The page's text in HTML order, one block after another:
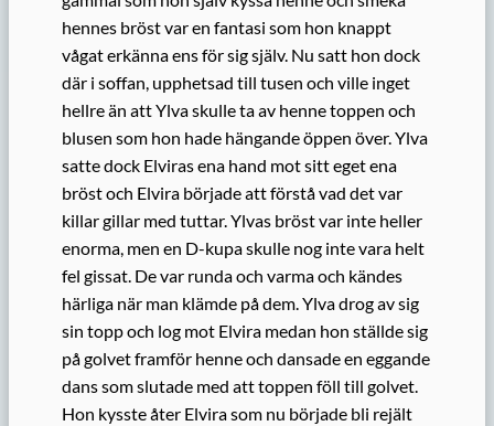
hennes bröst var en fantasi som hon knappt
vågat erkänna ens för sig själv. Nu satt hon dock
där i soffan, upphetsad till tusen och ville inget
hellre än att Ylva skulle ta av henne toppen och
blusen som hon hade hängande öppen över. Ylva
satte dock Elviras ena hand mot sitt eget ena
bröst och Elvira började att förstå vad det var
killar gillar med tuttar. Ylvas bröst var inte heller
enorma, men en D-kupa skulle nog inte vara helt
fel gissat. De var runda och varma och kändes
härliga när man klämde på dem. Ylva drog av sig
sin topp och log mot Elvira medan hon ställde sig
på golvet framför henne och dansade en eggande
dans som slutade med att toppen föll till golvet.
Hon kysste åter Elvira som nu började bli rejält